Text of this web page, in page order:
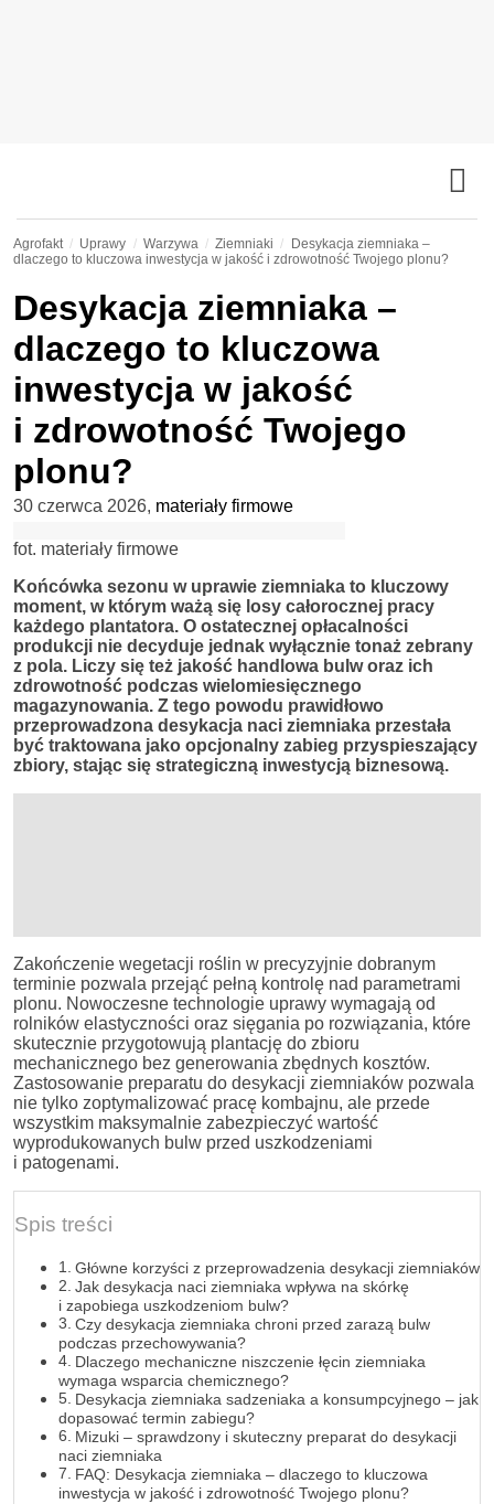
Agrofakt Uprawy Warzywa Ziemniaki
Desykacja ziemniaka –
dlaczego to kluczowa inwestycja w jakość i zdrowotność Twojego plonu?
Desykacja ziemniaka –
dlaczego to kluczowa
inwestycja w jakość
i zdrowotność Twojego
plonu?
30 czerwca 2026, materiały firmowe
fot. materiały firmowe
Końcówka sezonu w uprawie ziemniaka to kluczowy
moment, w którym ważą się losy całorocznej pracy
każdego plantatora. O ostatecznej opłacalności
produkcji nie decyduje jednak wyłącznie tonaż zebrany
z pola. Liczy się też jakość handlowa bulw oraz ich
zdrowotność podczas wielomiesięcznego
magazynowania. Z tego powodu prawidłowo
przeprowadzona desykacja naci ziemniaka przestała
być traktowana jako opcjonalny zabieg przyspieszający
zbiory, stając się strategiczną inwestycją biznesową.
Zakończenie wegetacji roślin w precyzyjnie dobranym
terminie pozwala przejąć pełną kontrolę nad parametrami
plonu. Nowoczesne technologie uprawy wymagają od
rolników elastyczności oraz sięgania po rozwiązania, które
skutecznie przygotowują plantację do zbioru
mechanicznego bez generowania zbędnych kosztów.
Zastosowanie preparatu do desykacji ziemniaków pozwala
nie tylko zoptymalizować pracę kombajnu, ale przede
wszystkim maksymalnie zabezpieczyć wartość
wyprodukowanych bulw przed uszkodzeniami
i patogenami.
Spis treści
Główne korzyści z przeprowadzenia desykacji ziemniaków
Jak desykacja naci ziemniaka wpływa na skórkę
i zapobiega uszkodzeniom bulw?
Czy desykacja ziemniaka chroni przed zarazą bulw
podczas przechowywania?
Dlaczego mechaniczne niszczenie łęcin ziemniaka
wymaga wsparcia chemicznego?
Desykacja ziemniaka sadzeniaka a konsumpcyjnego – jak
dopasować termin zabiegu?
Mizuki – sprawdzony i skuteczny preparat do desykacji
naci ziemniaka
FAQ: Desykacja ziemniaka – dlaczego to kluczowa
inwestycja w jakość i zdrowotność Twojego plonu?